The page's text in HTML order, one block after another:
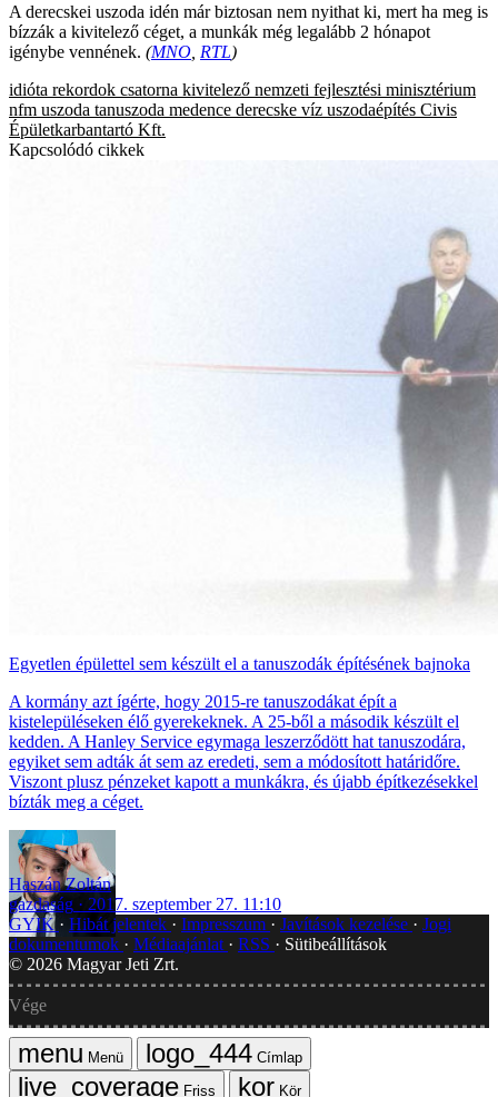
A derecskei uszoda idén már biztosan nem nyithat ki, mert ha meg is
bízzák a kivitelező céget, a munkák még legalább 2 hónapot
igénybe vennének. (MNO RTL)
idióta rekordok csatorna kivitelező nemzeti fejlesztési minisztérium
nfm uszoda tanuszoda medence derecske víz uszodaépítés Civis
Épületkarbantartó Kft.
Kapcsolódó cikkek
Egyetlen épülettel sem készült el a tanuszodák építésének bajnoka
A kormány azt ígérte, hogy 2015-re tanuszodákat épít a
kistelepüléseken élő gyerekeknek. A 25-ből a második készült el
kedden. A Hanley Service egymaga leszerződött hat tanuszodára,
egyiket sem adták át sem az eredeti, sem a módosított határidőre.
Viszont plusz pénzeket kapott a munkákra, és újabb építkezésekkel
bízták meg a céget.
Haszán Zoltán
gazdaság
2017. szeptember 27. 11:10
GYIK
Hibát jelentek Impresszum Javítások kezelése
Jogi
dokumentumok
Médiaajánlat RSS
Sütibeállítások
© 2026 Magyar Jeti Zrt.
Vége
Menü
Címlap
Friss
Kör